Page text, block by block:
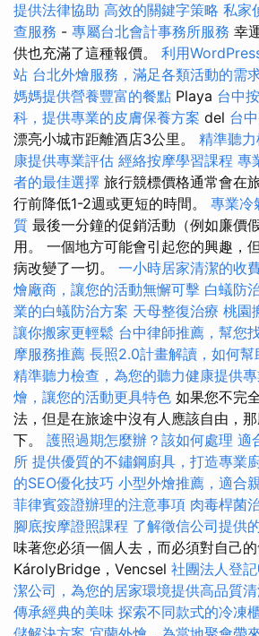
提供法律協助 高效的關鍵字策略 私家
查服務 - 專屬台北會計事務所服務 幸
供也充滿了這種報價。 利用
站 台北外燴服務，滿足各類活動的需
媽媽提供營養豐富的餐點 Playa 台中
科，提供專業的皮膚保養方案 del 台
漂亮小城市距離酒店3公里。 精準聽
康提供專業評估 經絡按摩學習課程 專
者的最佳選擇 旅行競標價格通常會在
行前降低1-2週或更短的時間。 專業冷
質 最後一分鐘的促銷活動（例如廉價
用。 一個地方可能會引起您的興趣，
病改變了一切。 一小時居家清潔的收
燴廠商，讓您的活動無懈可擊 白蟻防
業的白蟻防治方案 天母整復治療 桃園
讓你搬家更輕鬆 台中律師推薦，幫您
摩服務推薦 長照2.0計畫解讀，如何
精準聽力檢查，為您的聽力健康提供
燴，讓您的活動更具特色 如果您不完
法，但是在旅途中沒有人應該自由，
下。 護照過期怎麼辦？該如何處理 適
所 提供優質的不鏽鋼廚具，打造專業
的SEO優化技巧 小型外燴推薦，適合
菲律賓簽證辦理的注意事項 肉毒桿菌
腳底按摩證照課程 了解徵信公司提供
味著您必須一個人去，而必須對自己的
KárolyBridge，Vencsel 社團法人登
潔公司，為您的居家環境提供高品質
傳承經典的美味 探索不同款式的冷凍